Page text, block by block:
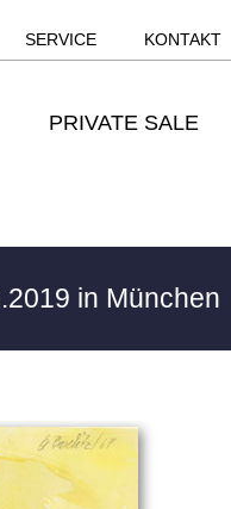
SERVICE KONTAKT
PRIVATE SALE
in München